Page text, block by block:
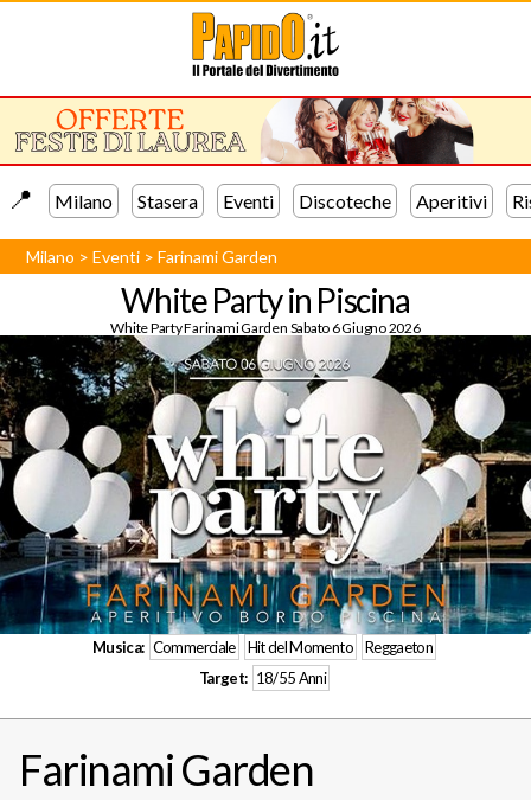
📍️ Milano Stasera Eventi Discoteche Aperitivi
Milano >Eventi >Farinami Garden
White Party in Piscina
White Party Farinami Garden Sabato 6 Giugno 2026
Musica: Commerciale Hit del Momento
Reggaeton
Target: 18/55 Anni
Farinami Garden